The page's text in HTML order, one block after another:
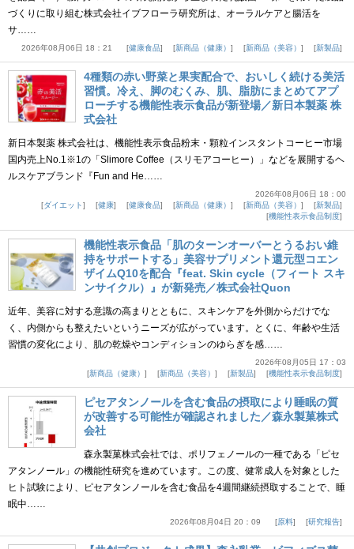
づくりに取り組む株式会社イブフローラ研究所は、オーラルケアと腸活を
サ……
2026年08月06日 18：21 健康食品 新商品（健康） 新商品（美容） 新製品
4種類の赤い野菜と果実配合で、おいしく続ける美活
習慣。冷え、脚のむくみ、肌、脂肪にまとめてアプ
ローチする機能性表示食品が新登場／新日本製薬 株
式会社
新日本製薬 株式会社は、機能性表示食品粉末・顆粒インスタントコーヒー市場
国内売上No.1※1の「Slimore Coffee（スリモアコーヒー）」などを展開するヘ
ルスケアブランド『Fun and He……
2026年08月06日 18：00
ダイエット
健康 健康食品 新商品（健康） 新商品（美容）
新製品
機能性表示食品制度
機能性表示食品「肌のターンオーバーとうるおい維
持をサポートする」美容サプリメント還元型コエン
ザイムQ10を配合『feat. Skin cycle（フィート スキ
ンサイクル）』が新発売／株式会社Quon
近年、美容に対する意識の高まりとともに、スキンケアを外側からだけでな
く、内側からも整えたいというニーズが広がっています。とくに、年齢や生活
習慣の変化により、肌の乾燥やコンディションのゆらぎを感……
2026年08月05日 17：03
新商品（健康）
新商品（美容） 新製品 機能性表示食品制度
ピセアタンノールを含む食品の摂取により睡眠の質
が改善する可能性が確認されました／森永製菓株式
会社
森永製菓株式会社では、ポリフェノールの一種である「ピセ
アタンノール」の機能性研究を進めています。この度、健常成人を対象とした
ヒト試験により、ピセアタンノールを含む食品を4週間継続摂取することで、睡
眠中……
2026年08月04日 20：09 原料 研究報告